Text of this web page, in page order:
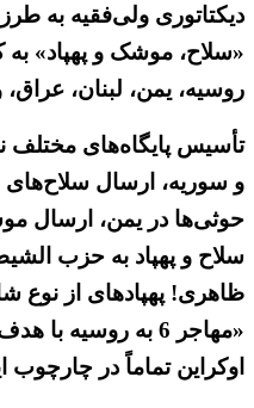
دیکتاتوری ولی‌فقیه به
«سلاح، موشک و پهپاد»
روسیه، یمن، لبنان،
تأسیس پایگاه‌های
و سوریه، ارسال
حوثی‌ها در یمن، ارسال
سلاح و پهپاد به حزب
«مهاجر 6 به
اوکراین تماماً در چارچوب